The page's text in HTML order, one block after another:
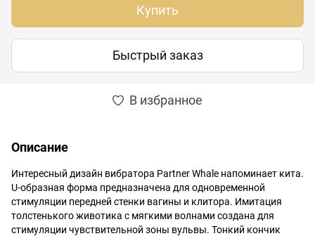
Купить
Быстрый заказ
В избранное
Описание
Интересный дизайн вибратора Partner Whale напоминает кита.
U-образная форма предназначена для одновременной
стимуляции передней стенки вагины и клитора. Имитация
толстенького животика с мягкими волнами создана для
стимуляции чувствительной зоны вульвы. Тонкий кончик